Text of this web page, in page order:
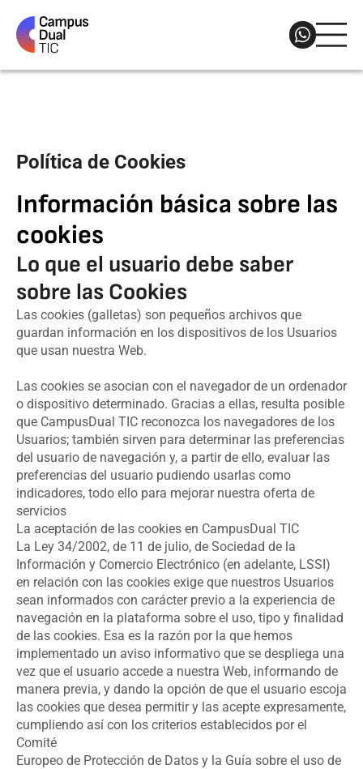
Política de Cookies
Información básica sobre las
cookies
Lo que el usuario debe saber
sobre las Cookies
Las cookies (galletas) son pequeños archivos que
guardan información en los dispositivos de los Usuarios
que usan nuestra Web.
Las cookies se asocian con el navegador de un ordenador
o dispositivo determinado. Gracias a ellas, resulta posible
que CampusDual TIC reconozca los navegadores de los
Usuarios; también sirven para determinar las preferencias
del usuario de navegación y, a partir de ello, evaluar las
preferencias del usuario pudiendo usarlas como
indicadores, todo ello para mejorar nuestra oferta de
servicios
La aceptación de las cookies en CampusDual TIC
La Ley 34/2002, de 11 de julio, de Sociedad de la
Información y Comercio Electrónico (en adelante, LSSI)
en relación con las cookies exige que nuestros Usuarios
sean informados con carácter previo a la experiencia de
navegación en la plataforma sobre el uso, tipo y finalidad
de las cookies. Esa es la razón por la que hemos
implementado un aviso informativo que se despliega una
vez que el usuario accede a nuestra Web, informando de
manera previa, y dando la opción de que el usuario escoja
las cookies que desea permitir y las acepte expresamente,
cumpliendo así con los criterios establecidos por el
Comité
Europeo de Protección de Datos y la Guía sobre el uso de